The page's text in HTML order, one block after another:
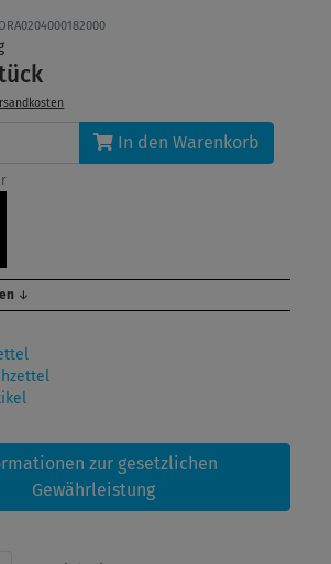
In den Warenkorb
↓
zur gesetzlichen
Gewährleistung